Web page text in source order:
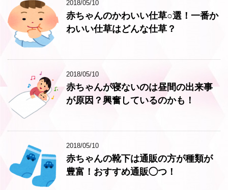
2018/05/10
赤ちゃんのかわいい仕草○選！一番か
わいい仕草はどんな仕草？
2018/05/10
赤ちゃんが寝ないのは昼間の出来事
が原因？興奮しているのかも！
2018/05/10
赤ちゃんの靴下は通販の方が種類が
豊富！おすすめ通販◯つ！